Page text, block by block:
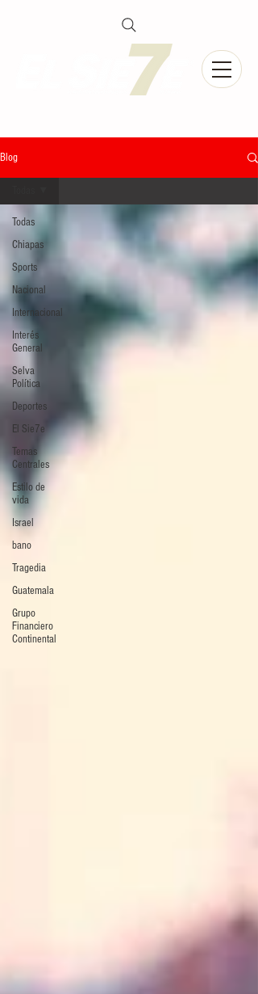
Blog
Todas
Chiapas
Sports
Nacional
Internacional
Interés
General
Selva
Política
Deportes
El Sie7e
Temas
Centrales
Estilo de
vida
Israel
bano
Tragedia
Guatemala
Grupo
Financiero
Continental